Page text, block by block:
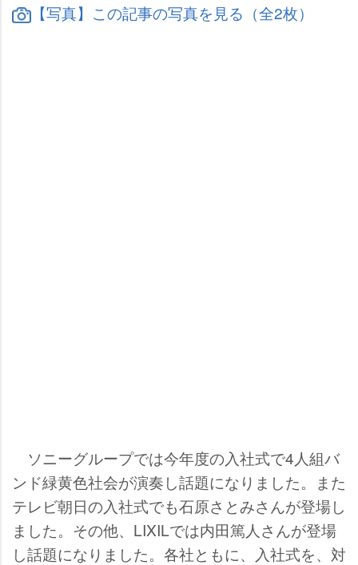
【写真】この記事の写真を見る（全2枚）
ソニーグループでは今年度の入社式で4人組バ
ンド緑黄色社会が演奏し話題になりました。また
テレビ朝日の入社式でも石原さとみさんが登場し
ました。その他、LIXILでは内田篤人さんが登場
し話題になりました。各社ともに、入社式を、対